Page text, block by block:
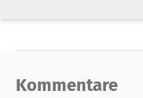
Kommentare